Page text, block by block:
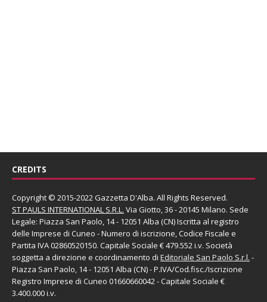
CREDITS
Copyright © 2015-2022 Gazzetta D'Alba. All Rights Reserved.
ST PAULS INTERNATIONAL S.R.L. Via Giotto, 36 - 20145 Milano. Sede
Legale: Piazza San Paolo, 14 - 12051 Alba (CN) Iscritta al registro
delle Imprese di Cuneo - Numero di iscrizione, Codice Fiscale e
Partita IVA 02860520150. Capitale Sociale € 479.552 i.v. Società
soggetta a direzione e coordinamento di Editoriale San Paolo S.r.l. -
Piazza San Paolo, 14 - 12051 Alba (CN) - P.IVA/Cod.fisc./Iscrizione
Registro Imprese di Cuneo 01660660042 - Capitale Sociale €
3.400.000 i.v.